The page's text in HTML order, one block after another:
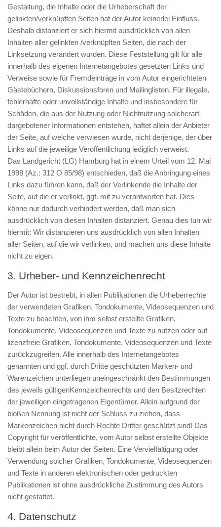
Gestaltung, die Inhalte oder die Urheberschaft der
gelinkten/verknüpften Seiten hat der Autor keinerlei Einfluss.
Deshalb distanziert er sich hiermit ausdrücklich von allen
Inhalten aller gelinkten /verknüpften Seiten, die nach der
Linksetzung verändert wurden. Diese Feststellung gilt für alle
innerhalb des eigenen Internetangebotes gesetzten Links und
Verweise sowie für Fremdeinträge in vom Autor eingerichteten
Gästebüchern, Diskussionsforen und Mailinglisten. Für illegale,
fehlerhafte oder unvollständige Inhalte und insbesondere für
Schäden, die aus der Nutzung oder Nichtnutzung solcherart
dargebotener Informationen entstehen, haftet allein der Anbieter
der Seite, auf welche verwiesen wurde, nicht derjenige, der über
Links auf die jeweilige Veröffentlichung lediglich verweist.
Das Landgericht (LG) Hamburg hat in einem Urteil vom 12. Mai
1998 (Az.: 312 O 85/98) entschieden, daß die Anbringung eines
Links dazu führen kann, daß der Verlinkende die Inhalte der
Seite, auf die er verlinkt, ggf. mit zu verantworten hat. Dies
könne nur dadurch verhindert werden, daß man sich
ausdrücklich von diesen Inhalten distanziert. Genau dies tun wir
hiermit: Wir distanzieren uns ausdrücklich von allen Inhalten
aller Seiten, auf die wir verlinken, und machen uns diese Inhalte
nicht zu eigen.
3. Urheber- und Kennzeichenrecht
Der Autor ist bestrebt, in allen Publikationen die Urheberrechte
der verwendeten Grafiken, Tondokumente, Videosequenzen und
Texte zu beachten, von ihm selbst erstellte Grafiken,
Tondokumente, Videosequenzen und Texte zu nutzen oder auf
lizenzfreie Grafiken, Tondokumente, Videosequenzen und Texte
zurückzugreifen. Alle innerhalb des Internetangebotes
genannten und ggf. durch Dritte geschützten Marken- und
Warenzeichen unterliegen uneingeschränkt den Bestimmungen
des jeweils gültigenKennzeichenrechts und den Besitzrechten
der jeweiligen eingetragenen Eigentümer. Allein aufgrund der
bloßen Nennung ist nicht der Schluss zu ziehen, dass
Markenzeichen nicht durch Rechte Dritter geschützt sind! Das
Copyright für veröffentlichte, vom Autor selbst erstellte Objekte
bleibt allein beim Autor der Seiten. Eine Vervielfältigung oder
Verwendung solcher Grafiken, Tondokumente, Videosequenzen
und Texte in anderen elektronischen oder gedruckten
Publikationen ist ohne ausdrückliche Zustimmung des Autors
nicht gestattet.
4. Datenschutz